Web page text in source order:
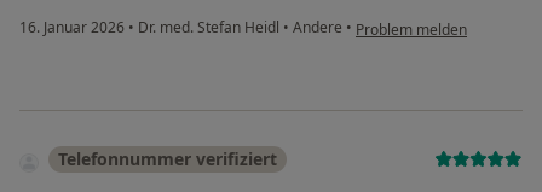
16. Januar 2026 • Dr. med. Stefan Heidl • Andere • Problem melden
Telefonnummer verifiziert